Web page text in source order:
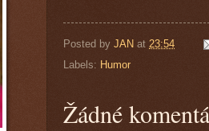
Posted by JAN at 23:54
Labels: Humor
Žádné